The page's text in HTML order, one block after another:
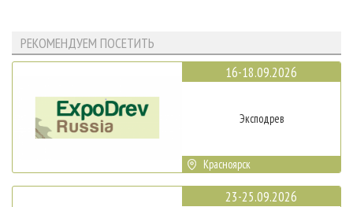
РЕКОМЕНДУЕМ ПОСЕТИТЬ
16-18.09.2026
Эксподрев
Красноярск
23-25.09.2026